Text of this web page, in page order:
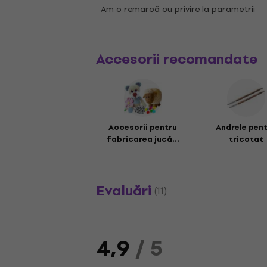
Am o remarcă cu privire la parametrii
Accesorii recomandate
Accesorii pentru
fabricarea jucă...
Andrele
tricotat
Evaluări (11)
4,9/ 5